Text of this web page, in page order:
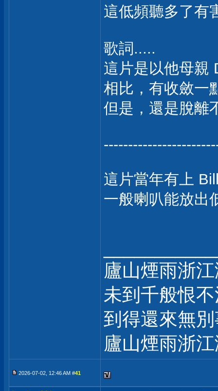
這低頻聽多了有
歌詞.....
這片是以他母親
相比，有收斂一
但是，還是脫離
這片當年有上
一般喇叭能放出
廬山煙雨浙
未到千般恨
到得還來無
廬山煙雨浙
2026-07-02, 12:46 AM #41